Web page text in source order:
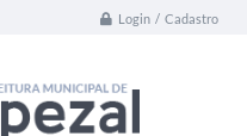
Login / Cadastro